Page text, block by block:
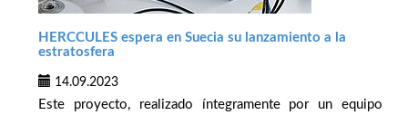
HERCCULES espera en Suecia su lanzamiento a la
estratosfera
14.09.2023
Este proyecto, realizado íntegramente por un equipo